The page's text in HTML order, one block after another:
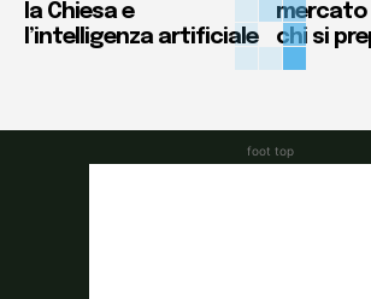
la Chiesa e
l’intelligenza artificiale
mercato
chi si
foot top